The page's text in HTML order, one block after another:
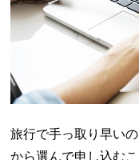
旅行で手っ取り早い
から選んで申し込むこ